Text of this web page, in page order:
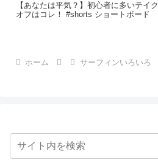
【あなたは平気？】初心者に多いテイク
オフはコレ！ #shorts ショートボード
ホーム サーフィンいろいろ